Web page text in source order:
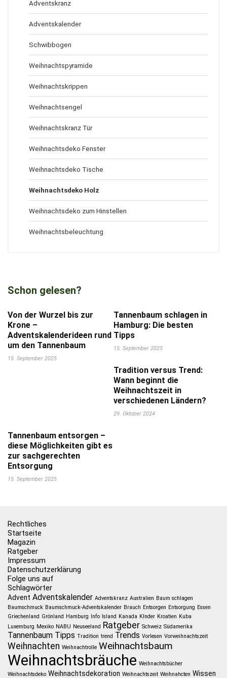
Adventskranz
Adventskalender
Schwibbogen
Weihnachtspyramide
Weihnachtskrippen
Weihnachtsengel
Weihnachtskranz Tür
Weihnachtsdeko Fenster
Weihnachtsdeko Tische
Weihnachtsdeko Holz
Weihnachtsdeko zum Hinstellen
Weihnachtsbeleuchtung
Schon gelesen?
Von der Wurzel bis zur
Krone –
Adventskalenderideen rund
um den Tannenbaum
15. September 2025
Tannenbaum schlagen in
Hamburg: Die besten
Tipps
15. September 2025
Tradition versus Trend:
Wann beginnt die
Weihnachtszeit in
verschiedenen Ländern?
29. Oktober 2024
Tannenbaum entsorgen –
diese Möglichkeiten gibt es
zur sachgerechten
Entsorgung
15. September 2025
Rechtliches
Startseite
Magazin
Ratgeber
Impressum
Datenschutzerklärung
Folge uns auf
Schlagwörter
Advent Adventskalender Adventskranz Australien Baum schlagen
Baumschmuck Baumschmuck-Adventskalender Brauch Entsorgen Entsorgung Essen
Griechenland Grönland Hamburg Info Island Kanada KInder Kroatien Kuba
Luxemburg Mexiko NABU Neuseeland Ratgeber Schweiz Südamerika
Tannenbaum Tipps Tradition trend Trends Vorlesen Vorweihnachtszeit
Weihnachten Weihnachtrolle Weihnachtsbaum
Weihnachtsbräuche Weihnachtsbücher
Weihnachtsdeko Weihnachtsdekoration Weihnachtszeit Weihnahcten Wissen